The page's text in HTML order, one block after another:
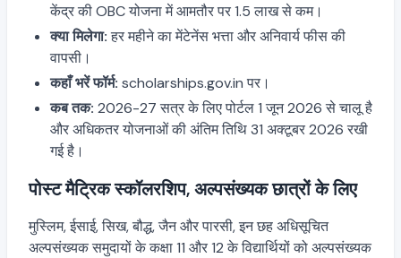
केंद्र की OBC योजना में आमतौर पर 1.5 लाख से कम।
क्या मिलेगा:हर महीने का मेंटेनेंस भत्ता और अनिवार्य फीस की
वापसी।
कहाँ भरें फॉर्म: scholarships.gov.in पर।
कब तक: 2026-27 सत्र के लिए पोर्टल 1 जून 2026 से चालू है
और अधिकतर योजनाओं की अंतिम तिथि 31 अक्टूबर 2026 रखी
गई है।
पोस्ट मैट्रिक स्कॉलरशिप, अल्पसंख्यक छात्रों के लिए
मुस्लिम, ईसाई, सिख, बौद्ध, जैन और पारसी, इन छह अधिसूचित
अल्पसंख्यक समुदायों के कक्षा 11 और 12 के विद्यार्थियों को अल्पसंख्यक